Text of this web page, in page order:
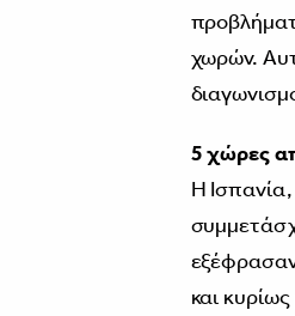
χωρών.
5 χώρες
Η
και